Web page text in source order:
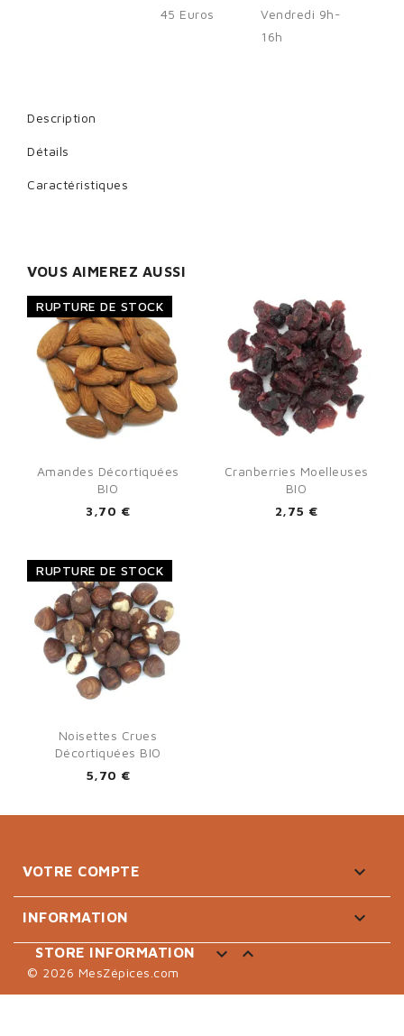
45 Euros
Vendredi 9h-
16h
Description
Détails
Caractéristiques
VOUS AIMEREZ AUSSI
Amandes Décortiquées
BIO
3,70 €
RUPTURE DE STOCK
Cranberries Moelleuses
BIO
2,75 €
Noisettes Crues
Décortiquées BIO
5,70 €
RUPTURE DE STOCK
VOTRE COMPTE 
INFORMATION 
STORE INFORMATION  
© 2026 MesZépices.com